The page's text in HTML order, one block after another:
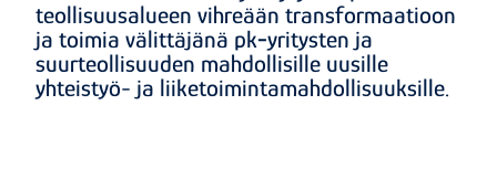
teollisuusalueen vihreään transformaatioon
ja toimia välittäjänä pk‑yritysten ja
suurteollisuuden mahdollisille uusille
yhteistyö- ja liiketoimintamahdollisuuksille.